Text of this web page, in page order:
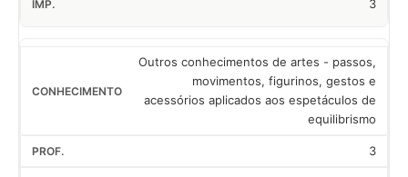
3
Outros conhecimentos de artes - passos,
movimentos, figurinos, gestos e
acessórios aplicados aos espetáculos de
equilibrismo
3